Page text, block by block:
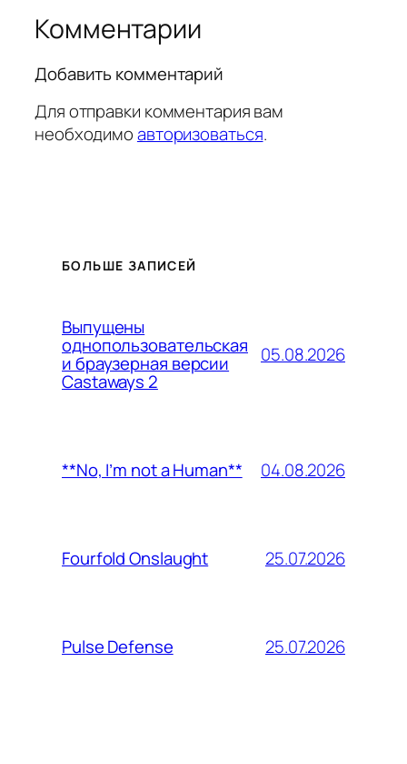
Комментарии
Добавить комментарий
Для отправки комментария вам
необходимоавторизоваться.
БОЛЬШЕ ЗАПИСЕЙ
Выпущены
однопользовательская
и браузерная версии
Castaways 2
05.08.2026
**No, I’m not a Human** 04.08.2026
Fourfold Onslaught 25.07.2026
Pulse Defense 25.07.2026